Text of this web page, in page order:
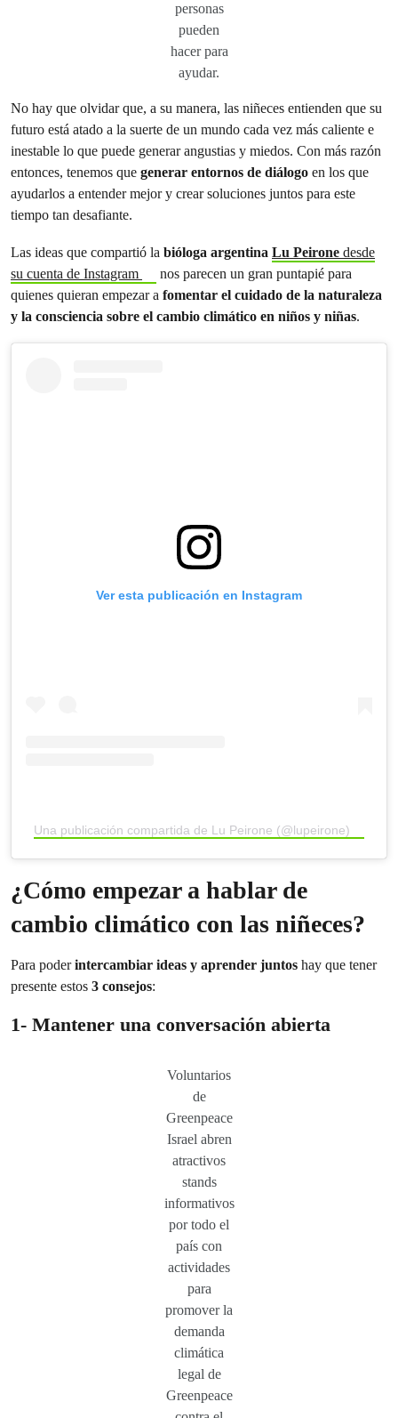
personas
pueden
hacer para
ayudar.
No hay que olvidar que, a su manera, las niñeces entienden que su
futuro está atado a la suerte de un mundo cada vez más caliente e
inestable lo que puede generar angustias y miedos. Con más razón
entonces, tenemos que generar entornos de diálogo en los que
ayudarlos a entender mejor y crear soluciones juntos para este
tiempo tan desafiante.
Las ideas que compartió la bióloga argentina Lu Peirone desde
su cuenta de Instagram
nos parecen un gran puntapié para
quienes quieran empezar a fomentar el cuidado de la naturaleza
y la consciencia sobre el cambio climático en niños y niñas.
Ver esta publicación en Instagram
Una publicación compartida de Lu Peirone (@lupeirone)
¿Cómo empezar a hablar de
cambio climático con las niñeces?
Para poderintercambiar ideas y aprender juntos hay que tener
presente estos 3 consejos:
1- Mantener una conversación abierta
Voluntarios
de
Greenpeace
Israel abren
atractivos
stands
informativos
por todo el
país con
actividades
para
promover la
demanda
climática
legal de
Greenpeace